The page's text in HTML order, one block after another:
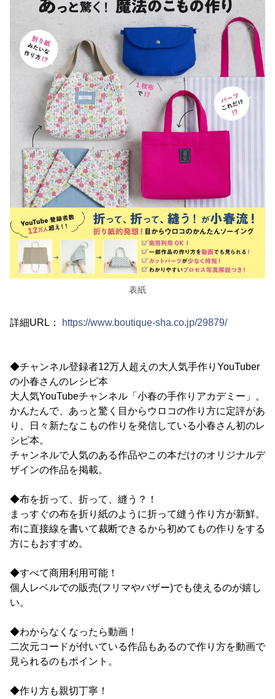
表紙
詳細URL： https://www.boutique-sha.co.jp/29879/
◆チャンネル登録者12万人超えの大人気手作りYouTuber
の小春さんのレシピ本
大人気YouTubeチャンネル「小春の手作りアカデミー」。
かんたんで、あっと驚く目からウロコの作り方に定評があ
り、日々新たなこもの作りを発信している小春さん初のレ
シピ本。
チャンネルで人気のある作品やこの本だけのオリジナルデ
ザインの作品を掲載。
◆布を折って、折って、縫う？！
まっすぐの布を折り紙のように折って縫う作り方が新鮮。
布に直接線を書いて裁断できるから初めてもの作りをする
方にもおすすめ。
◆すべて商用利用可能！
個人レベルでの販売(フリマやバザー)でも使えるのが嬉し
い。
◆わからなくなったら動画！
二次元コードが付いている作品もあるので作り方を動画で
見られるのもポイント。
◆作り方も親切丁寧！